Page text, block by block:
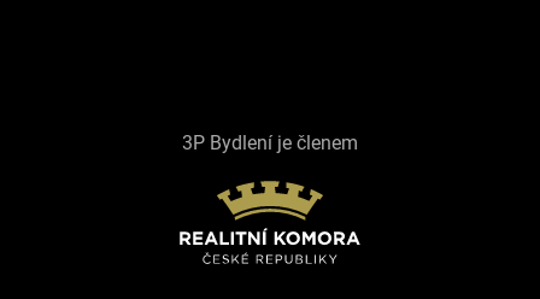
3P Bydlení je členem